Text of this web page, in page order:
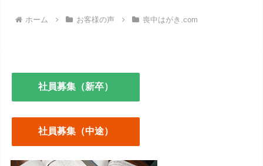
ホーム お客様の声 喪中はがき.com
社員募集（新卒）
社員募集（中途）